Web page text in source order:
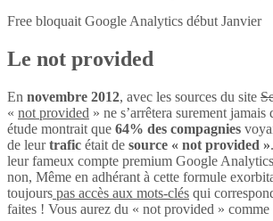
Free bloquait Google Analytics début Janvier
Le not provided
En novembre 2012, avec les sources du site
« not provided » ne s’arrêtera surement
étude montrait que 64% des compagnies
de leurtrafic était de source « not provided »
leur fameux compte premium Google
non, Même en adhérant à cette formule
toujours pas accès aux mots-clés qui
faites ! Vous aurez du « not provided » comme